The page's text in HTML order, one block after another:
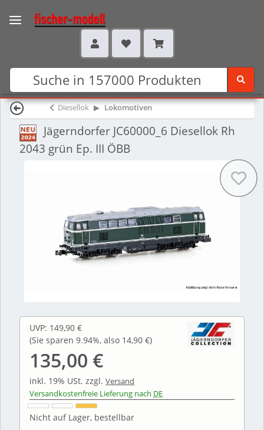
Diesellok Lokomotiven
Jägerndorfer JC60000_6 Diesellok Rh
2043 grün Ep. III ÖBB
UVP: 149,90 €
(Sie sparen 9.94%, also 14,90 €)
135,00 €
inkl. 19% USt. zzgl. Versand
Versandkostenfreie Lieferung nach DE
Nicht auf Lager, bestellbar